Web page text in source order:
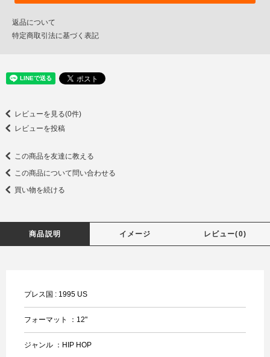
返品について
特定商取引法に基づく表記
レビューを見る(0件)
レビューを投稿
この商品を友達に教える
この商品について問い合わせる
買い物を続ける
商品説明 イメージ レビュー(0)
プレス国 : 1995 US
フォーマット ：12"
ジャンル ：HIP HOP